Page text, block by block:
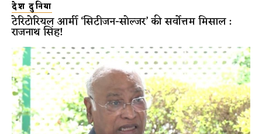
देश दुनिया
टेरिटोरियल आर्मी ‘सिटीजन-सोल्जर’ की सर्वोत्तम मिसाल :
राजनाथ सिंह!